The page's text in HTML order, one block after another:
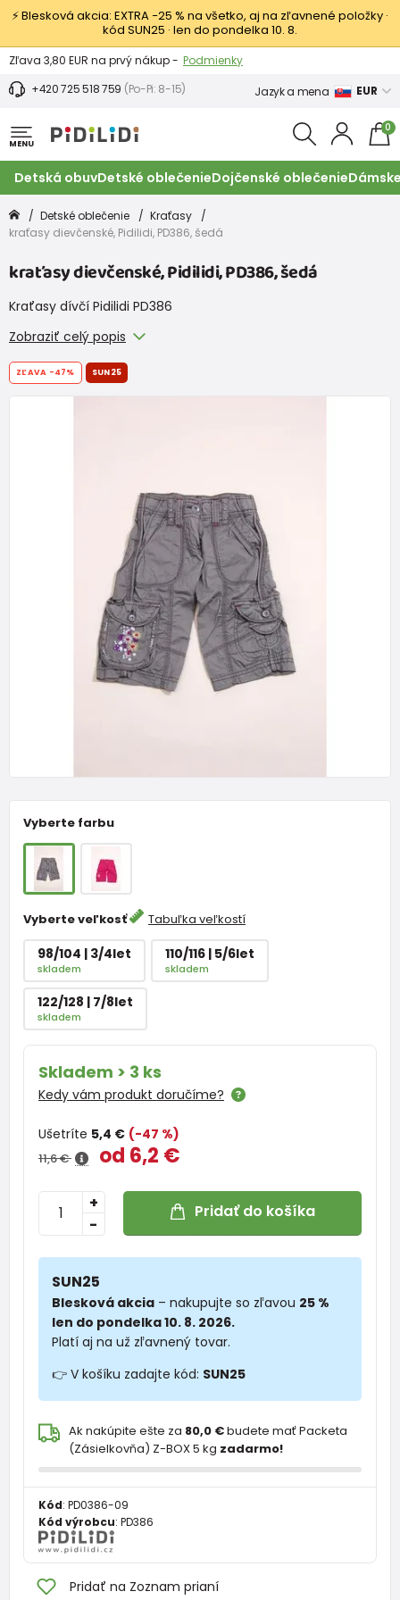
⚡ Blesková akcia: EXTRA −25 % na všetko, aj na zľavnené položky ·
kód SUN25 · len do pondelka 10. 8.
Výmena a vrátenie tovaru - Zobraziť
Zľava 3,80 EUR na prvý nákup - Podmienky
+420 725 518 759 (Po-Pi: 8-15) Jazyk a mena EUR
MENU
0
Detská obuvDetské oblečenieDojčenské oblečenie
Detské oblečenie
Kraťasy
kraťasy dievčenské, Pidilidi, PD386, šedá
kraťasy dievčenské, Pidilidi, PD386, šedá
Kraťasy dívčí Pidilidi PD386
Zobraziť celý popis
Vyberte farbu
Vyberte veľkosť Tabuľka veľkostí
98/104 | 3/4let
skladem
110/116 | 5/6let
skladem
122/128 | 7/8let
skladem
Skladem > 3 ks
Kedy vám produkt doručíme?
Ušetríte 5,4 € (-47 %)
11,6 € od 6,2 €
-
+ Pridať do košíka
SUN25
Blesková akcia – nakupujte so zľavou 25 %
len do pondelka 10. 8. 2026.
Platí aj na už zľavnený tovar.
👉 V košíku zadajte kód: SUN25
Ak nakúpite ešte za 80,0 €budete mať Packeta
(Zásielkovňa) Z-BOX 5 kg zadarmo!
Kód: PD0386-09
Kód výrobcu: PD386
Pridať na Zoznam prianí
ZĽAVA -47% SUN25